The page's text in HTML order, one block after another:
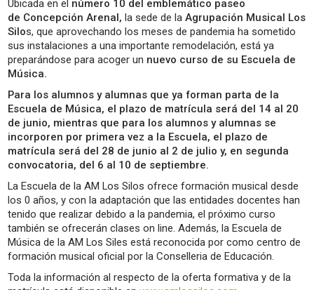
Ubicada en el número 10 del emblemático paseo
de Concepción Arenal, la sede de laAgrupación Musical Los
Silos, que aprovechando los meses de pandemia ha sometido
sus instalaciones a una importante remodelación, está ya
preparándose para acoger un nuevo curso de su Escuela de
Música.
Para los alumnos y alumnas que ya forman parta de la
Escuela de Música, el plazo de matrícula será del 14 al 20
de junio, mientras que para los alumnos y alumnas se
incorporen por primera vez a la Escuela, el plazo de
matrícula será del 28 de junio al 2 de julio y, en segunda
convocatoria, del 6 al 10 de septiembre.
La Escuela de la AM Los Silos ofrece formación musical desde
los 0 años, y con la adaptación que las entidades docentes han
tenido que realizar debido a la pandemia, el próximo curso
también se ofrecerán clases on line. Además, la Escuela de
Música de la AM Los Siles está reconocida por como centro de
formación musical oficial por la Conselleria de Educación.
Toda la información al respecto de la oferta formativa y de la